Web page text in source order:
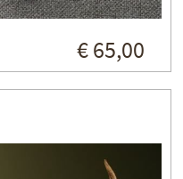
€ 65,00